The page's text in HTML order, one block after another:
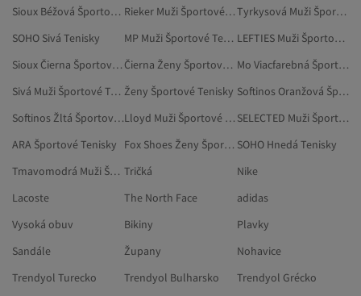
Sioux Béžová Športové Tenisky
Rieker Muži Športové Tenisky
Tyrkysová Muži Športové Tenisky
SOHO Sivá Tenisky
MP Muži Športové Tenisky
LEFTIES Muži Športové Tenisky
Sioux Čierna Športové Tenisky
Čierna Ženy Športové Tenisky
Mo Viacfarebná Športové Tenisky
Sivá Muži Športové Tenisky Ženy Športové Tenisky
Softinos Oranžová Športové Tenisky
Softinos Žltá Športové Tenisky
Lloyd Muži Športové Tenisky
SELECTED Muži Športové Tenisky
ARA Športové Tenisky
Fox Shoes Ženy Športové Tenisky SOHO Hnedá Tenisky
Tmavomodrá Muži Športové Tenisky Tričká
Nike
Lacoste
The North Face
adidas
Vysoká obuv
Bikiny
Plavky
Sandále
Župany
Nohavice
Trendyol Turecko
Trendyol Bulharsko
Trendyol Grécko